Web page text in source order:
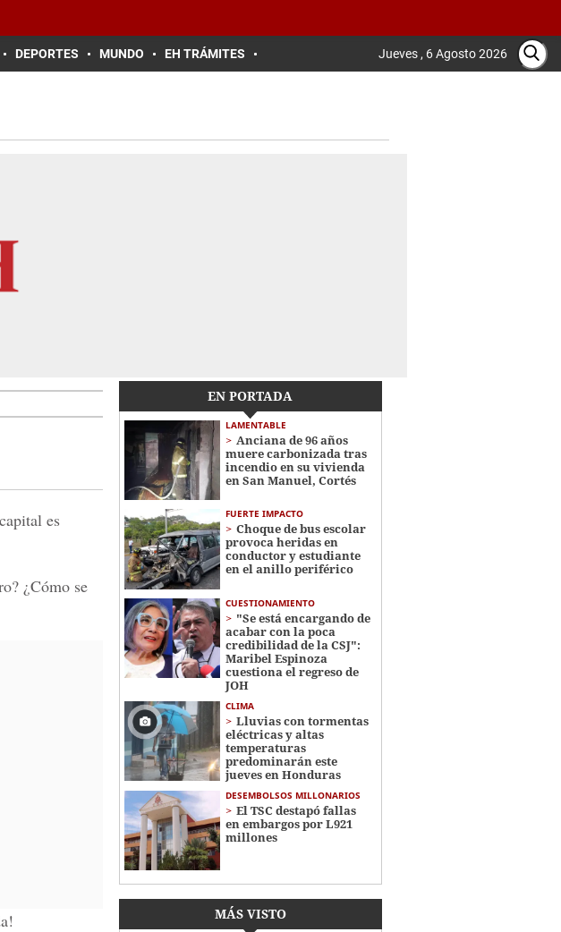
DEPORTES MUNDO EH TRÁMITES Jueves , 6 Agosto 2026
es
¿Cómo se
EN PORTADA
LAMENTABLE
Anciana de 96 años
muere carbonizada tras
incendio en su vivienda
en San Manuel, Cortés
FUERTE IMPACTO
Choque de bus escolar
provoca heridas en
conductor y estudiante
en el anillo periférico
CUESTIONAMIENTO
"Se está encargando de
acabar con la poca
credibilidad de la CSJ":
Maribel Espinoza
cuestiona el regreso de
JOH
CLIMA
Lluvias con tormentas
eléctricas y altas
temperaturas
predominarán este
jueves en Honduras
DESEMBOLSOS MILLONARIOS
El TSC destapó fallas
en embargos por L921
millones
MÁS VISTO